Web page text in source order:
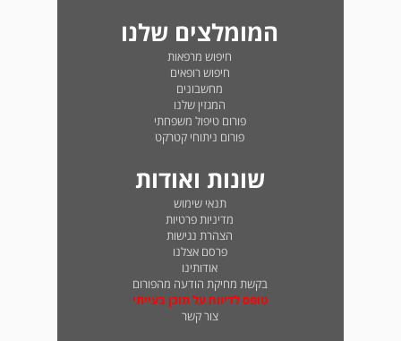
המומלצים שלנו
חיפוש מרפאות
חיפוש רופאים
מחשבונים
המגזין שלנו
פורום טיפול משפחתי
פורום ניתוחי קטרקט
שונות ואודות
תנאי שימוש
מדיניות פרטיות
הצהרת נגישות
פרסם אצלנו
אודותינו
בקשת מחיקת הודעה מהפורום
טופס לדיווח על תוכן בעייתי
צור קשר